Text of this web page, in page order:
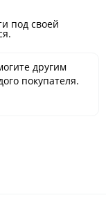
под своей
другим
покупателя.